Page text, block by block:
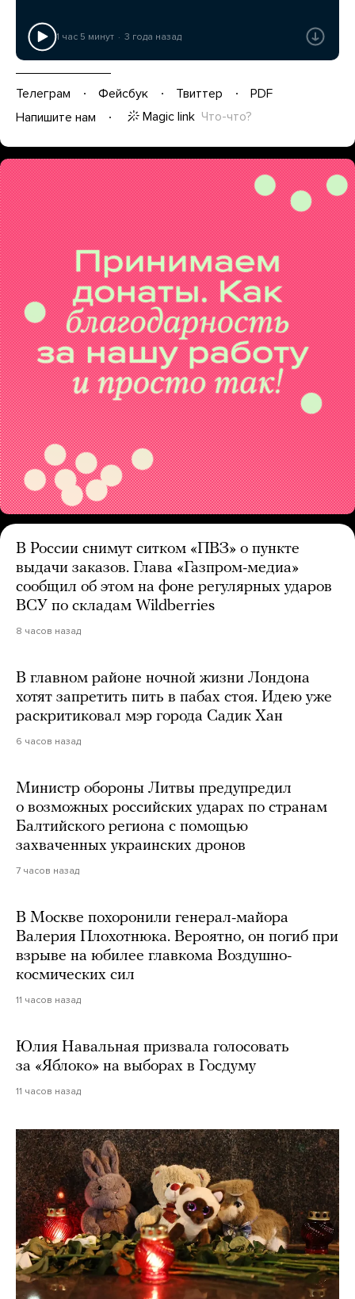
1 час 5 минут 3 года назад
Телеграм Фейсбук Твиттер
PDF
Напишите нам
Magic link Что-что?
В России снимут ситком «ПВЗ» о пункте
выдачи заказов. Глава «Газпром-медиа»
сообщил об этом на фоне регулярных ударов
ВСУ по складам Wildberries
8 часов назад
В главном районе ночной жизни Лондона
хотят запретить пить в пабах стоя. Идею уже
раскритиковал мэр города Садик Хан
6 часов назад
Министр обороны Литвы предупредил
о возможных российских ударах по странам
Балтийского региона с помощью
захваченных украинских дронов
7 часов назад
В Москве похоронили генерал-майора
Валерия Плохотнюка. Вероятно, он погиб при
взрыве на юбилее главкома Воздушно-
космических сил
11 часов назад
Юлия Навальная призвала голосовать
за «Яблоко» на выборах в Госдуму
11 часов назад